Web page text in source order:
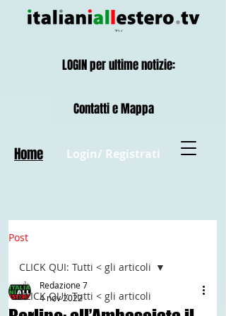
Login/ Registrati
Contatti e Mappa
Home
LOGIN per ultime notizie:
Post
CLICK QUI: Tutti < gli articoli
CLICK QUI: Tutti < gli articoli
Redazione 7
4 nov 2022